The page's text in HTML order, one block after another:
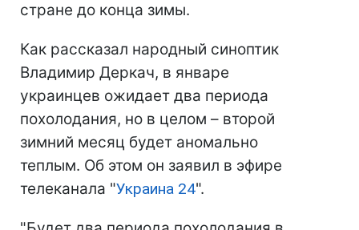
стране до конца зимы.
Как рассказал народный синоптик
Владимир Деркач, в январе
украинцев ожидает два периода
похолодания, но в целом – второй
зимний месяц будет аномально
теплым. Об этом он заявил в эфире
телеканала "Украина 24".